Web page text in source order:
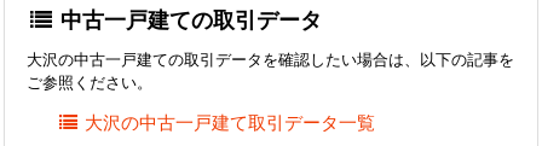
中古一戸建ての取引データ
大沢の中古一戸建ての取引データを確認したい場合は、以下の記事を
ご参照ください。
大沢の中古一戸建て取引データ一覧